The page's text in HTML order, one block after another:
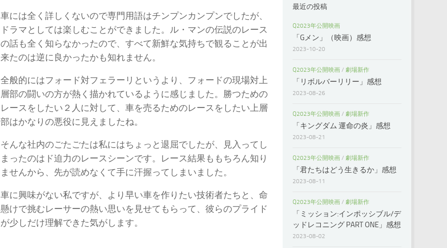
車には全く詳しくないので専門用語はチンプンカンプンでしたが、
ドラマとしては楽しむことができました。ル・マンの伝説のレース
の話も全く知らなかったので、すべて新鮮な気持ちで観ることが出
来たのは逆に良かったかも知れません。
全般的にはフォード対フェラーリというより、フォードの現場対上
層部の闘いの方が熱く描かれているように感じました。勝つための
レースをしたい２人に対して、車を売るためのレースをしたい上層
部はかなりの悪役に見えましたね。
そんな社内のごたごたは私にはちょっと退屈でしたが、見入ってし
まったのはド迫力のレースシーンです。レース結果ももちろん知り
ませんから、先が読めなくて手に汗握ってしまいました。
車に興味がない私ですが、より早い車を作りたい技術者たちと、命
懸けで挑むレーサーの熱い思いを見せてもらって、彼らのプライド
が少しだけ理解できた気がします。
最近の投稿
Q2023年公開映画
「Gメン」（映画）感想
2023-10-20
Q2023年公開映画 / 劇場新作
「リボルバーリリー」感想
2023-08-26
Q2023年公開映画 / 劇場新作
「キングダム 運命の炎」感想
2023-08-21
Q2023年公開映画 / 劇場新作
「君たちはどう生きるか」感想
2023-08-11
Q2023年公開映画 / 劇場新作
「ミッション:インポッシブル/デ
ッドレコニング PART ONE」感想
2023-08-02